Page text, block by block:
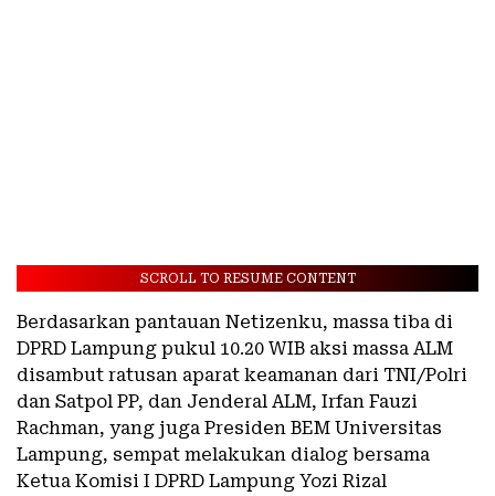
SCROLL TO RESUME CONTENT
Berdasarkan pantauan Netizenku, massa tiba di
DPRD Lampung pukul 10.20 WIB aksi massa ALM
disambut ratusan aparat keamanan dari TNI/Polri
dan Satpol PP, dan Jenderal ALM, Irfan Fauzi
Rachman, yang juga Presiden BEM Universitas
Lampung, sempat melakukan dialog bersama
Ketua Komisi I DPRD Lampung Yozi Rizal